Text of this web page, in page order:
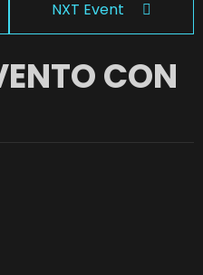
NXT Event
CON